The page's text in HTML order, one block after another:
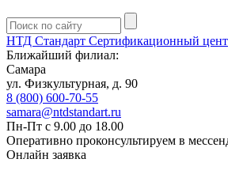
НТД Стандарт Сертификационный
Ближайший филиал:
Самара
ул. Физкультурная, д. 90
8 (800) 600-70-55
samara@ntdstandart.ru
Пн-Пт с 9.00 до 18.00
Оперативно проконсультируем в
Онлайн заявка